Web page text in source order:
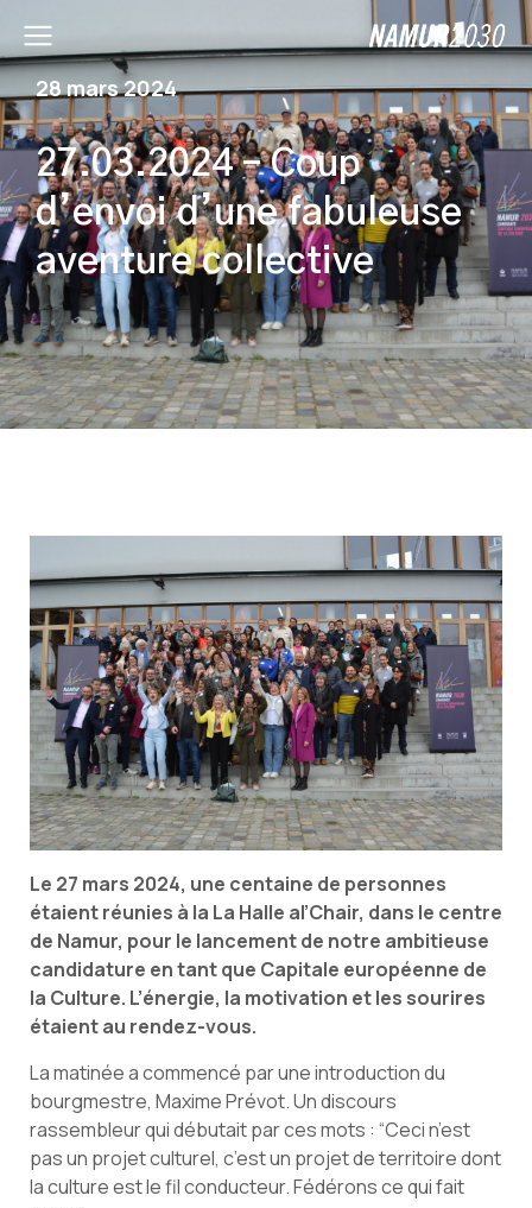
28 mars 2024
27.03.2024 – Coup
d’envoi d’une fabuleuse
aventure collective
Le 27 mars 2024, une centaine de personnes
étaient réunies à la La Halle al’Chair, dans le centre
de Namur, pour le lancement de notre ambitieuse
candidature en tant que Capitale européenne de
la Culture. L’énergie, la motivation et les sourires
étaient au rendez-vous.
La matinée a commencé par une introduction du
bourgmestre, Maxime Prévot. Un discours
rassembleur qui débutait par ces mots : “Ceci n’est
pas un projet culturel, c’est un projet de territoire dont
la culture est le fil conducteur. Fédérons ce qui fait